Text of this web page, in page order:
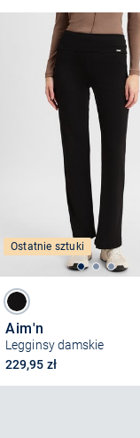
Ostatnie sztuki
Aim'n
Legginsy damskie
229,95 zł